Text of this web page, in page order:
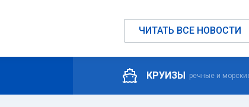
гольфа могут насладиться одной или парой игр на
Тавау и Кундасанге. Сабах также известен как
ЧИТАТЬ ВСЕ НОВОСТИ
КРУИЗЫ речные и